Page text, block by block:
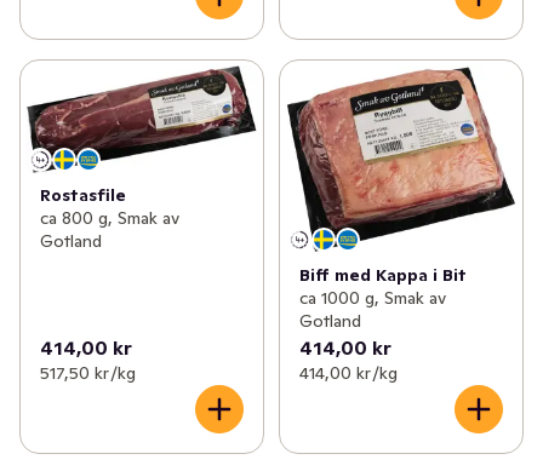
Rostasfile
ca 800 g, Smak av
Gotland
414,00 kr
517,50 kr /kg
Biff med Kappa i Bit
ca 1000 g, Smak av
Gotland
414,00 kr
414,00 kr /kg